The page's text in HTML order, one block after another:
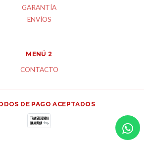
GARANTÍA
ENVÍOS
MENÚ 2
CONTACTO
DE PAGO ACEPTADOS